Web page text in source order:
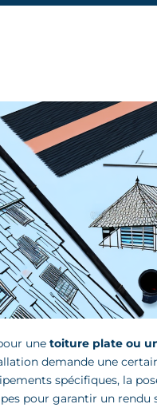
une toiture plate ou
demande une
spécifiques, la
pour garantir un rendu